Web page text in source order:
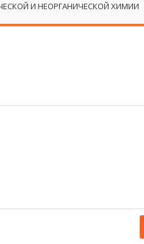
И НЕОРГАНИЧЕСКОЙ ХИМИИ